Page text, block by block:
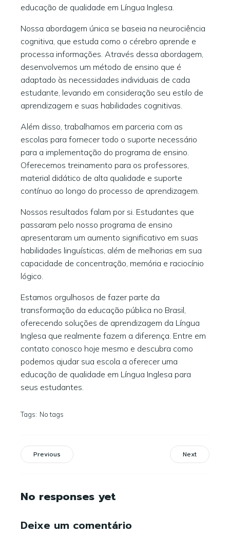
educação de qualidade em Língua Inglesa.
Nossa abordagem única se baseia na neurociência
cognitiva, que estuda como o cérebro aprende e
processa informações. Através dessa abordagem,
desenvolvemos um método de ensino que é
adaptado às necessidades individuais de cada
estudante, levando em consideração seu estilo de
aprendizagem e suas habilidades cognitivas.
Além disso, trabalhamos em parceria com as
escolas para fornecer todo o suporte necessário
para a implementação do programa de ensino.
Oferecemos treinamento para os professores,
material didático de alta qualidade e suporte
contínuo ao longo do processo de aprendizagem.
Nossos resultados falam por si. Estudantes que
passaram pelo nosso programa de ensino
apresentaram um aumento significativo em suas
habilidades linguísticas, além de melhorias em sua
capacidade de concentração, memória e raciocínio
lógico.
Estamos orgulhosos de fazer parte da
transformação da educação pública no Brasil,
oferecendo soluções de aprendizagem da Língua
Inglesa que realmente fazem a diferença. Entre em
contato conosco hoje mesmo e descubra como
podemos ajudar sua escola a oferecer uma
educação de qualidade em Língua Inglesa para
seus estudantes.
Tags: No tags
Previous Next
No responses yet
Deixe um comentário